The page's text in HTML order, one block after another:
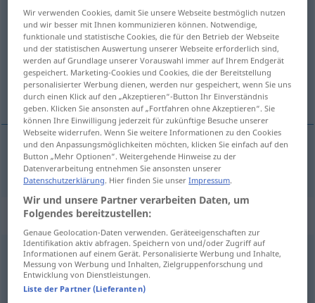
verpassen
Übersicht aller Übersetzungen
(Für mehr Details die Übersetzung anklicken/antippen)
乗り遅れる
乗り遅れる[noriokureru] verpassenZug
Synonyme für "verpassen"
geben
Wir verwenden Cookies, damit Sie unsere Webseite bestmöglich nutzen
und wir besser mit Ihnen kommunizieren können. Notwendige,
funktionale und statistische Cookies, die für den Betrieb der Webseite
und der statistischen Auswertung unserer Webseite erforderlich sind,
werden auf Grundlage unserer Vorauswahl immer auf Ihrem Endgerät
gespeichert. Marketing-Cookies und Cookies, die der Bereitstellung
personalisierter Werbung dienen, werden nur gespeichert, wenn Sie uns
durch einen Klick auf den „Akzeptieren“-Button Ihr Einverständnis
geben. Klicken Sie ansonsten auf „Fortfahren ohne Akzeptieren“. Sie
können Ihre Einwilligung jederzeit für zukünftige Besuche unserer
Webseite widerrufen. Wenn Sie weitere Informationen zu den Cookies
und den Anpassungsmöglichkeiten möchten, klicken Sie einfach auf den
Button „Mehr Optionen“. Weitergehende Hinweise zu der
Datenverarbeitung entnehmen Sie ansonsten unserer
Datenschutzerklärung. Hier finden Sie unserImpressum.
Wir und unsere Partner verarbeiten Daten, um
Folgendes bereitzustellen:
Genaue Geolocation-Daten verwenden. Geräteeigenschaften zur
Identifikation aktiv abfragen. Speichern von und/oder Zugriff auf
Informationen auf einem Gerät. Personalisierte Werbung und Inhalte,
Messung von Werbung und Inhalten, Zielgruppenforschung und
Entwicklung von Dienstleistungen.
Liste der Partner (Lieferanten)